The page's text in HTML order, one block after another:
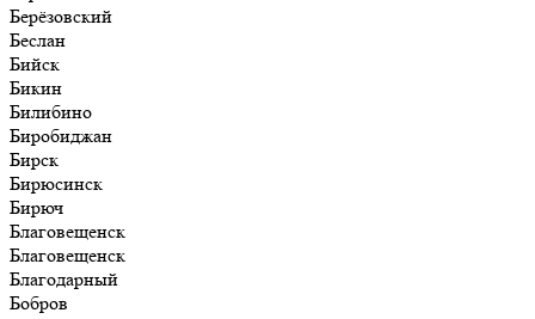
Берёзовский
Беслан
Бийск
Бикин
Билибино
Биробиджан
Бирск
Бирюсинск
Бирюч
Благовещенск
Благовещенск
Благодарный
Бобров